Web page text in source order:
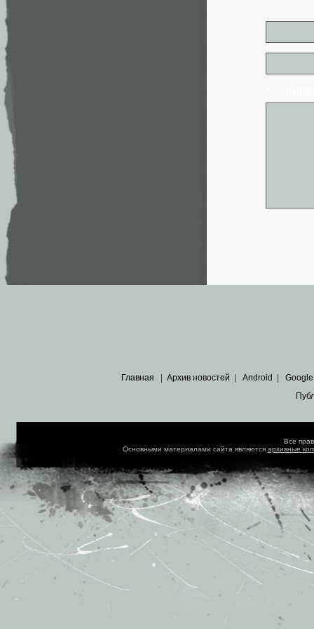
Главная | Архив новостей | Android | Google
Все
Основными материалами сайта являются архивные